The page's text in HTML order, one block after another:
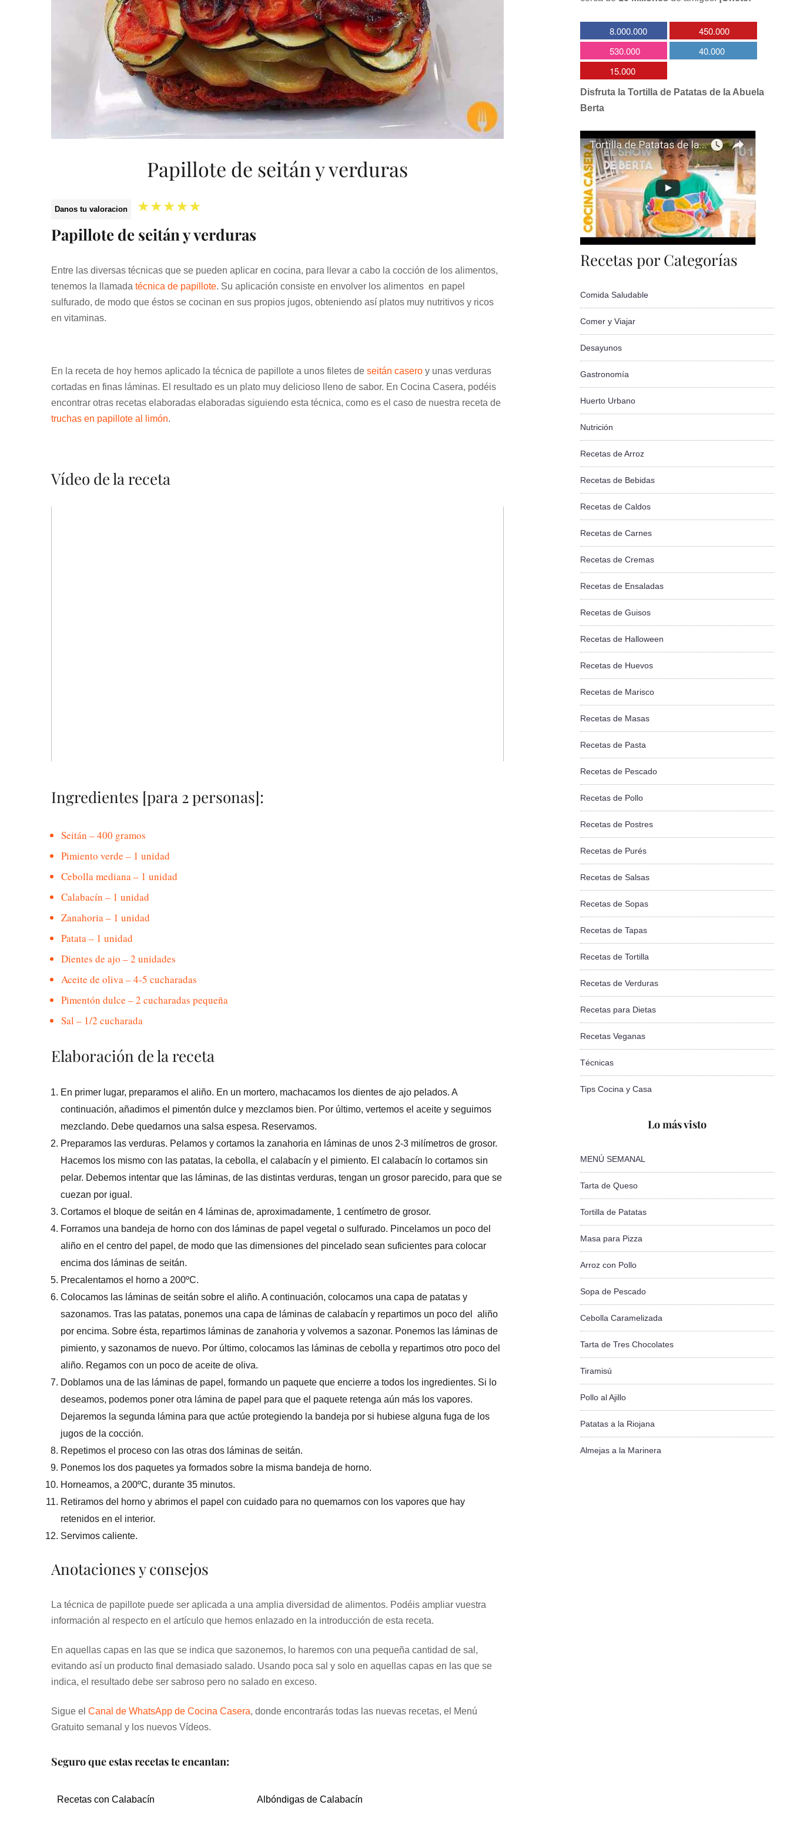
Papillote de seitán y verduras
Danos tu valoracion ★★★★★
Papillote de seitán y verduras
Entre las diversas técnicas que se pueden aplicar en cocina, para llevar a cabo la cocción de los alimentos,
tenemos la llamada técnica de papillote. Su aplicación consiste en envolver los alimentos en papel
sulfurado, de modo que éstos se cocinan en sus propios jugos, obteniendo así platos muy nutritivos y ricos
en vitaminas.
En la receta de hoy hemos aplicado la técnica de papillote a unos filetes de seitán casero y unas verduras
cortadas en finas láminas. El resultado es un plato muy delicioso lleno de sabor. En Cocina Casera, podéis
encontrar otras recetas elaboradas elaboradas siguiendo esta técnica, como es el caso de nuestra receta de
truchas en papillote al limón.
Vídeo de la receta
Ingredientes [para 2 personas]:
Seitán – 400 gramos
Pimiento verde – 1 unidad
Cebolla mediana – 1 unidad
Calabacín – 1 unidad
Zanahoria – 1 unidad
Patata – 1 unidad
Dientes de ajo – 2 unidades
Aceite de oliva – 4-5 cucharadas
Pimentón dulce – 2 cucharadas pequeña
Sal – 1/2 cucharada
Elaboración de la receta
En primer lugar, preparamos el aliño. En un mortero, machacamos los dientes de ajo pelados. A
continuación, añadimos el pimentón dulce y mezclamos bien. Por último, vertemos el aceite y seguimos
mezclando. Debe quedarnos una salsa espesa. Reservamos.
Preparamos las verduras. Pelamos y cortamos la zanahoria en láminas de unos 2-3 milímetros de grosor.
Hacemos los mismo con las patatas, la cebolla, el calabacín y el pimiento. El calabacín lo cortamos sin
pelar. Debemos intentar que las láminas, de las distintas verduras, tengan un grosor parecido, para que se
cuezan por igual.
Cortamos el bloque de seitán en 4 láminas de, aproximadamente, 1 centímetro de grosor.
Forramos una bandeja de horno con dos láminas de papel vegetal o sulfurado. Pincelamos un poco del
aliño en el centro del papel, de modo que las dimensiones del pincelado sean suficientes para colocar
encima dos láminas de seitán.
Precalentamos el horno a 200ºC.
Colocamos las láminas de seitán sobre el aliño. A continuación, colocamos una capa de patatas y
sazonamos. Tras las patatas, ponemos una capa de láminas de calabacín y repartimos un poco del aliño
por encima. Sobre ésta, repartimos láminas de zanahoria y volvemos a sazonar. Ponemos las láminas de
pimiento, y sazonamos de nuevo. Por último, colocamos las láminas de cebolla y repartimos otro poco del
aliño. Regamos con un poco de aceite de oliva.
Doblamos una de las láminas de papel, formando un paquete que encierre a todos los ingredientes. Si lo
deseamos, podemos poner otra lámina de papel para que el paquete retenga aún más los vapores.
Dejaremos la segunda lámina para que actúe protegiendo la bandeja por si hubiese alguna fuga de los
jugos de la cocción.
Repetimos el proceso con las otras dos láminas de seitán.
Ponemos los dos paquetes ya formados sobre la misma bandeja de horno.
Horneamos, a 200ºC, durante 35 minutos.
Retiramos del horno y abrimos el papel con cuidado para no quemarnos con los vapores que hay
retenidos en el interior.
Servimos caliente.
Anotaciones y consejos
La técnica de papillote puede ser aplicada a una amplia diversidad de alimentos. Podéis ampliar vuestra
información al respecto en el artículo que hemos enlazado en la introducción de esta receta.
En aquellas capas en las que se indica que sazonemos, lo haremos con una pequeña cantidad de sal,
evitando así un producto final demasiado salado. Usando poca sal y solo en aquellas capas en las que se
indica, el resultado debe ser sabroso pero no salado en exceso.
Sigue el Canal de WhatsApp de Cocina Casera, donde encontrarás todas las nuevas recetas, el Menú
Gratuito semanal y los nuevos Vídeos.
Seguro que estas recetas te encantan:
Recetas con Calabacín Albóndigas de Calabacín
8.000.000
450.000
530.000
40.000
15.000
Disfruta la Tortilla de Patatas de la Abuela
Berta
Recetas por Categorías
Comida Saludable
Comer y Viajar
Desayunos
Gastronomía
Huerto Urbano
Nutrición
Recetas de Arroz
Recetas de Bebidas
Recetas de Caldos
Recetas de Carnes
Recetas de Cremas
Recetas de Ensaladas
Recetas de Guisos
Recetas de Halloween
Recetas de Huevos
Recetas de Marisco
Recetas de Masas
Recetas de Pasta
Recetas de Pescado
Recetas de Pollo
Recetas de Postres
Recetas de Purés
Recetas de Salsas
Recetas de Sopas
Recetas de Tapas
Recetas de Tortilla
Recetas de Verduras
Recetas para Dietas
Recetas Veganas
Técnicas
Tips Cocina y Casa
Lo más visto
MENÚ SEMANAL
Tarta de Queso
Tortilla de Patatas
Masa para Pizza
Arroz con Pollo
Sopa de Pescado
Cebolla Caramelizada
Tarta de Tres Chocolates
Tiramisú
Pollo al Ajillo
Patatas a la Riojana
Almejas a la Marinera